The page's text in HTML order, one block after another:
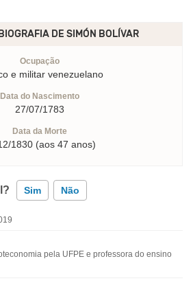
DE SIMÓN BOLÍVAR
Ocupação
e militar venezuelano
Data do Nascimento
27/07/1783
Data da Morte
1830 (aos 47 anos)
Sim Não
a informação que procuro
pela UFPE e professora do ensino